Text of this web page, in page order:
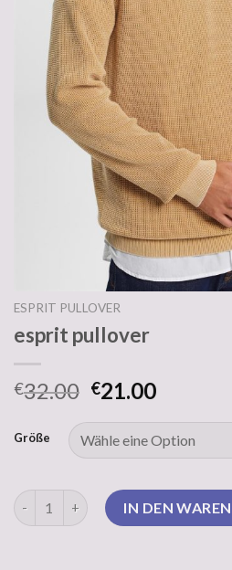
ESPRIT PULLOVER
esprit pullover
€32.00 €21.00
Größe
esprit pullover MengeIN DEN